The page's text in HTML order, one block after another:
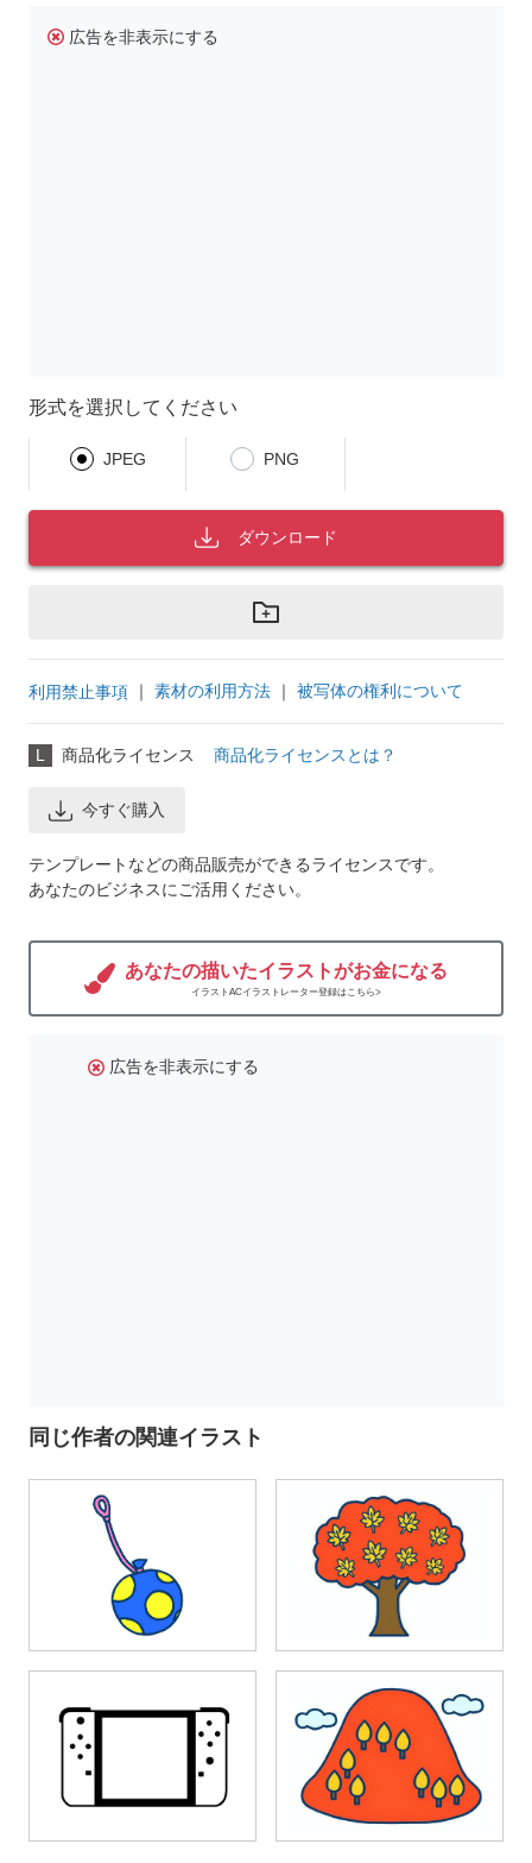
広告を非表示にする
形式を選択してください
JPEG PNG
ダウンロード
利用禁止事項 ｜ 素材の利用方法 ｜ 被写体の権利について
L 商品化ライセンス 商品化ライセンスとは？
今すぐ購入
テンプレートなどの商品販売ができるライセンスです。
あなたのビジネスにご活用ください。
あなたの描いたイラストがお金になる
イラストACイラストレーター登録はこちら>
広告を非表示にする
同じ作者の関連イラスト